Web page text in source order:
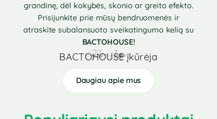
grandinę, dėl kokybės, skonio ar greito efekto.
Prisijunkite prie mūsų bendruomenės ir
atraskite subalansuoto sveikatingumo kelią su
BACTOHOUSE!
BACTOHOUSE įkūrėja
Daugiau apie mus